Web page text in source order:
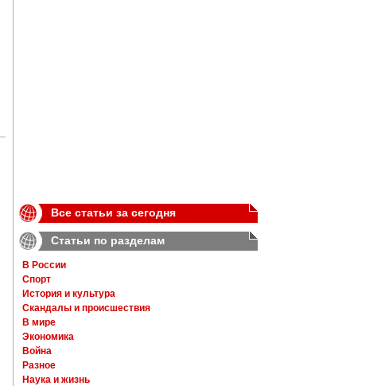
Все статьи за сегодня
Статьи по разделам
В России
Спорт
История и культура
Скандалы и происшествия
В мире
Экономика
Война
Разное
Наука и жизнь